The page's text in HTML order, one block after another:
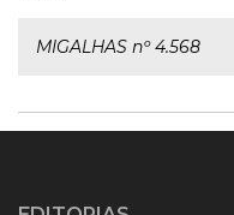
MIGALHAS nº 4.568